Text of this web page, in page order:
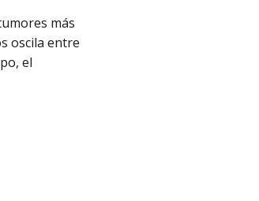
más
oscila entre
el